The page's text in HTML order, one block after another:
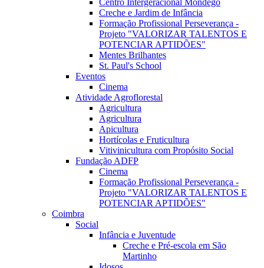
Creche e Jardim de Infância
Formação Profissional Perseverança -
Projeto "VALORIZAR TALENTOS E
POTENCIAR APTIDÕES"
Mentes Brilhantes
St. Paul's School
Eventos
Cinema
Atividade Agroflorestal
Agricultura
Agricultura
Apicultura
Hortícolas e Fruticultura
Vitivinicultura com Propósito Social
Fundação ADFP
Cinema
Formação Profissional Perseverança -
Projeto "VALORIZAR TALENTOS E
POTENCIAR APTIDÕES"
Coimbra
Social
Infância e Juventude
Creche e Pré-escola em São
Martinho